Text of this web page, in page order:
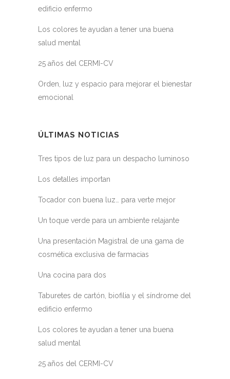
edificio enfermo
Los colores te ayudan a tener una buena
salud mental
25 años del CERMI-CV
Orden, luz y espacio para mejorar el bienestar
emocional
ÚLTIMAS NOTICIAS
Tres tipos de luz para un despacho luminoso
Los detalles importan
Tocador con buena luz… para verte mejor
Un toque verde para un ambiente relajante
Una presentación Magistral de una gama de
cosmética exclusiva de farmacias
Una cocina para dos
Taburetes de cartón, biofilia y el síndrome del
edificio enfermo
Los colores te ayudan a tener una buena
salud mental
25 años del CERMI-CV